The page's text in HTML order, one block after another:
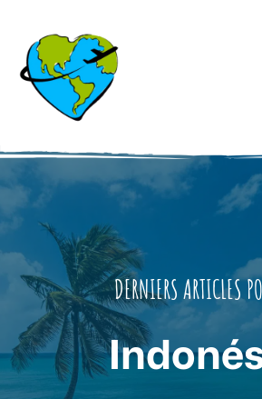
contenu
DERNIERS ARTICLES